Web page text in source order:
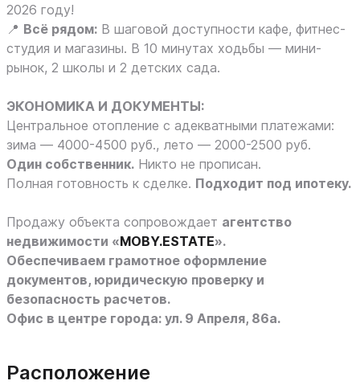
2026 году!
📍 Всё рядом: В шаговой доступности кафе, фитнес-
студия и магазины. В 10 минутах ходьбы — мини-
рынок, 2 школы и 2 детских сада.
ЭКОНОМИКА И ДОКУМЕНТЫ:
Центральное отопление с адекватными платежами:
зима — 4000-4500 руб., лето — 2000-2500 руб.
Один собственник. Никто не прописан.
Полная готовность к сделке. Подходит под ипотеку.
Продажу объекта сопровождает агентство
недвижимости «MOBY.ESTATE».
Обеспечиваем грамотное оформление
документов, юридическую проверку и
безопасность расчетов.
Офис в центре города: ул. 9 Апреля, 86а.
Расположение